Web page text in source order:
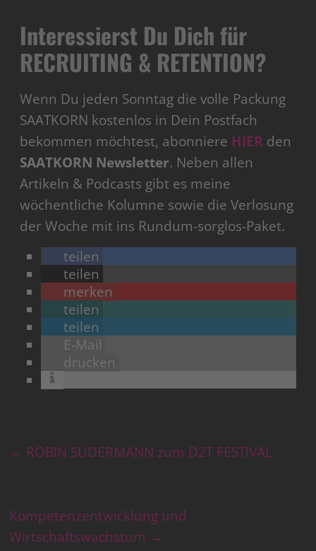
Interessierst Du Dich für
RECRUITING & RETENTION?
Wenn Du jeden Sonntag die volle Packung
SAATKORN kostenlos in Dein Postfach
bekommen möchtest, abonniere HIER den
SAATKORN Newsletter. Neben allen
Artikeln & Podcasts gibt es meine
wöchentliche Kolumne sowie die Verlosung
der Woche mit ins Rundum-sorglos-Paket.
teilen
teilen
merken
teilen
teilen
E-Mail
drucken
← ROBIN SUDERMANN zum D2T FESTIVAL
Kompetenzentwicklung und
Wirtschaftswachstum →